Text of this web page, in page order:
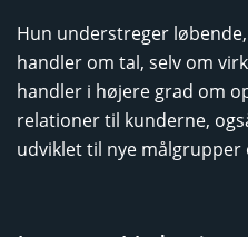
Hun understreger
handler om tal, selv om
handler i højere grad om
relationer til kunderne,
udviklet til nye målgrupper